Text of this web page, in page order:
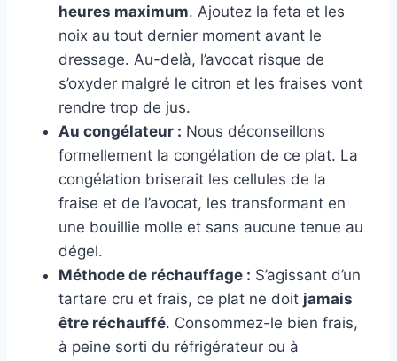
heures maximum. Ajoutez la feta et les
noix au tout dernier moment avant le
dressage. Au-delà, l’avocat risque de
s’oxyder malgré le citron et les fraises vont
rendre trop de jus.
Au congélateur : Nous déconseillons
formellement la congélation de ce plat. La
congélation briserait les cellules de la
fraise et de l’avocat, les transformant en
une bouillie molle et sans aucune tenue au
dégel.
Méthode de réchauffage : S’agissant d’un
tartare cru et frais, ce plat ne doit jamais
être réchauffé. Consommez-le bien frais,
à peine sorti du réfrigérateur ou à